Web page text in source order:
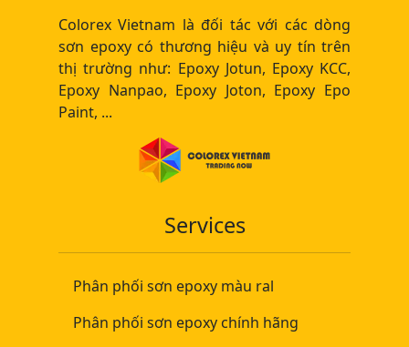
Colorex Vietnam là đối tác với các dòng
sơn epoxy có thương hiệu và uy tín trên
thị trường như: Epoxy Jotun, Epoxy KCC,
Epoxy Nanpao, Epoxy Joton, Epoxy Epo
Paint, ...
Services
Phân phối sơn epoxy màu ral
Phân phối sơn epoxy chính hãng